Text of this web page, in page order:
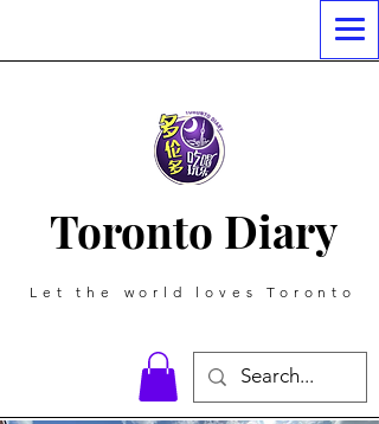
Toronto Diary
Let the world loves Toronto